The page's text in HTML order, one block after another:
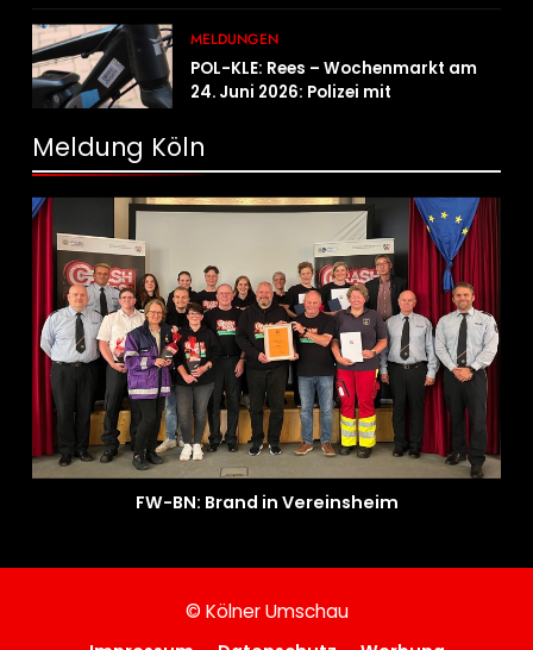
MELDUNGEN
POL-KLE: Rees – Wochenmarkt am
24. Juni 2026: Polizei mit
Fahrradcodierung möglich
Meldung Köln
FW-BN: Brand in Vereinsheim
© Kölner Umschau